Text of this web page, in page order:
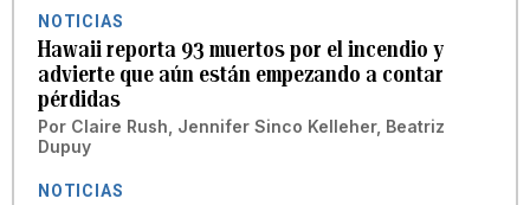
NOTICIAS
Hawaii reporta 93 muertos por el incendio y
advierte que aún están empezando a contar
pérdidas
Por Claire Rush, Jennifer Sinco Kelleher, Beatriz
Dupuy
NOTICIAS